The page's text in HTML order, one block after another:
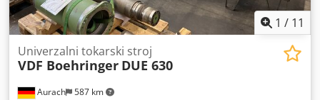
1 / 11
Aurach 587 km
Univerzalni tokarski stroj
VDF Boehringer DUE 630